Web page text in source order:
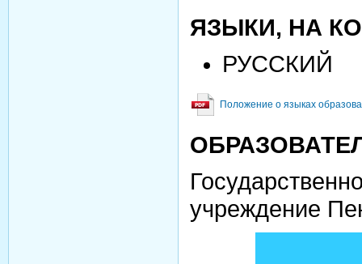
ЯЗЫКИ, НА
РУССКИЙ
Положение о языках
учреждение